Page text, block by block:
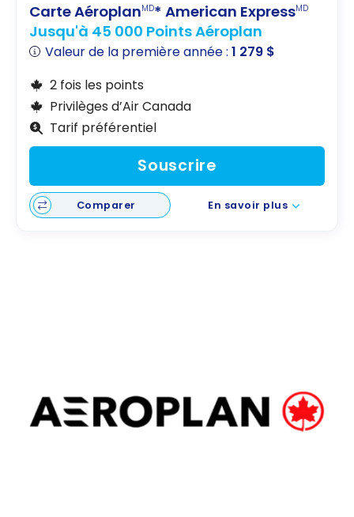
Carte AéroplanMD* American ExpressMD
Jusqu'à 45 000 Points Aéroplan
Valeur de la première année :1 279 $
2 fois les points
Privilèges d’Air Canada
Tarif préférentiel
Souscrire
Comparer En savoir plus